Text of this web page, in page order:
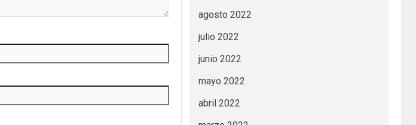
agosto 2022
julio 2022
junio 2022
mayo 2022
abril 2022